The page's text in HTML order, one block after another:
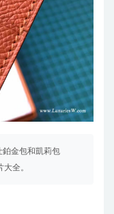
鉑金包和凱莉包
全。